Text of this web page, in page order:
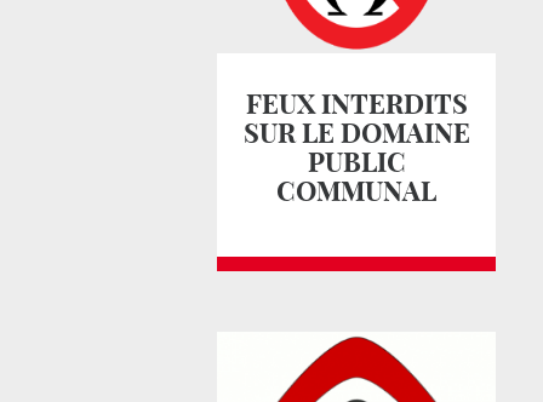
FEUX INTERDITS
SUR LE DOMAINE
PUBLIC
COMMUNAL